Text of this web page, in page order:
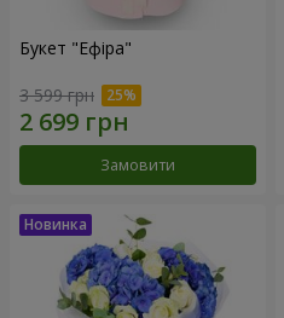
Букет "Ефіра"
3 599 грн
Замовити